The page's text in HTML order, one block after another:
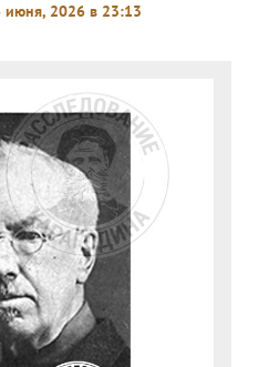
июня, 2026 в 23:13